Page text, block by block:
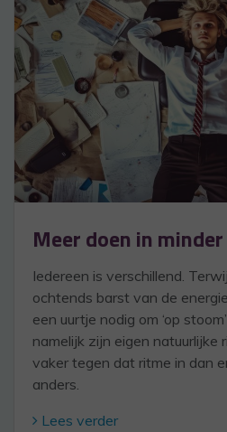
Meer doen in
Iedereen is verschillend.
ochtends barst van de
een uurtje nodig om ‘op
namelijk zijn eigen natuurlijke
vaker tegen dat ritme in dan
anders.
Lees verder